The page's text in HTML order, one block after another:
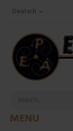
Deutsch
MENU